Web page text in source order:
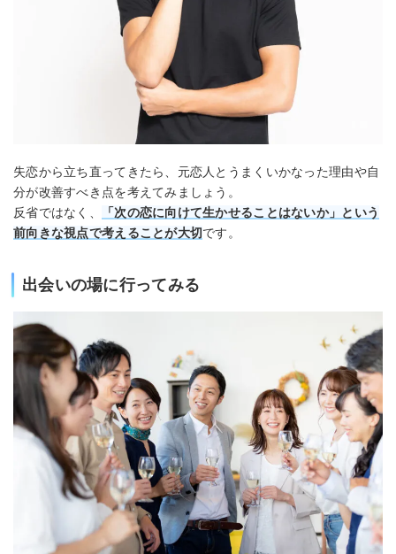
失恋から立ち直ってきたら、元恋人とうまくいかなった理由や自
分が改善すべき点を考えてみましょう。
反省ではなく、
「次の恋に向けて生かせることはないか」という
前向きな視点で考えることが大切です。
出会いの場に行ってみる